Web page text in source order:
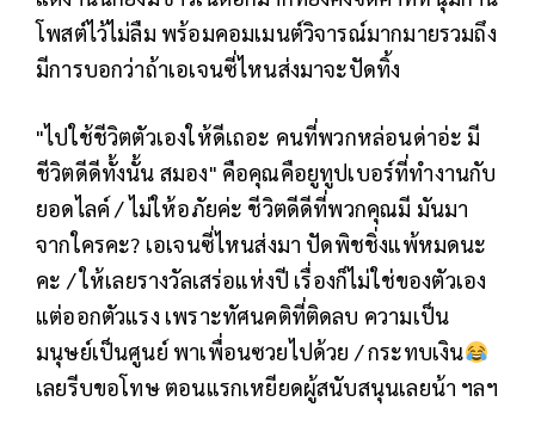
โพสต์ไว้ไม่ลืม พร้อมคอมเมนต์วิจารณ์มากมายรวมถึง
มีการบอกว่าถ้าเอเจนซี่ไหนส่งมาจะปัดทิ้ง
"ไปใช้ชีวิตตัวเองให้ดีเถอะ คนที่พวกหล่อนด่าอ่ะ มี
ชีวิตดีดีทั้งนั้น สมอง" คือคุณคือยูทูปเบอร์ที่ทำงานกับ
ยอดไลค์ / ไม่ให้อภัยค่ะ ชีวิตดีดีที่พวกคุณมี มันมา
จากใครคะ? เอเจนซี่ไหนส่งมา ปัดพิชชิ่งแพ้หมดนะ
คะ / ให้เลยรางวัลเสร่อแห่งปี เรื่องก็ไม่ใช่ของตัวเอง
แต่ออกตัวแรง เพราะทัศนคติที่ติดลบ ความเป็น
มนุษย์เป็นศูนย์ พาเพื่อนซวยไปด้วย / กระทบเงิน
เลยรีบขอโทษ ตอนแรกเหยียดผู้สนับสนุนเลยน้า ฯลฯ